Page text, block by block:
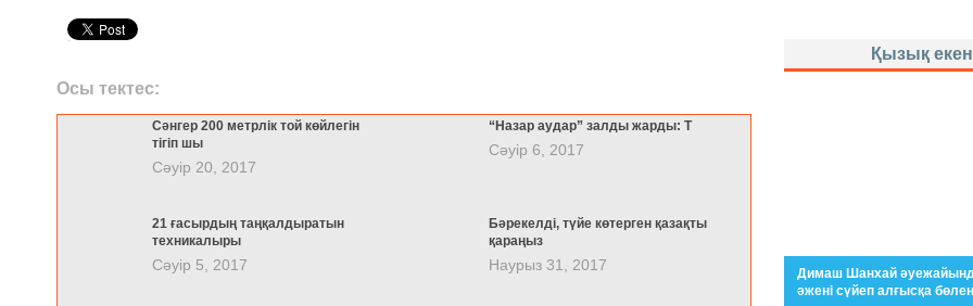
Осы тектес:
Сәнгер 200 метрлік той көйлегін
тігіп шы
Сәуір 20, 2017
“Назар аудар” залды жарды: Т
Сәуір 6, 2017
21 ғасырдың таңқалдыратын
техникалыры
Сәуір 5, 2017
Бәрекелді, түйе көтерген қазақты
қараңыз
Наурыз 31, 2017
Қызық
Полицей қаздан «таяқ
видео)...
Өмір – күрес. Табиғат
(видео)...
Селфидің кесірі (16+)
“Назар аудар” залды
Тақырбастар шаштаразғ...
Әлемде: Ең, ең, ең…
Жарты денесі жоқ жан
Әлемдегі ең епті де
(ВИДЕО)...
21 ғасырдың
техникалыры...
Уақыт сомдаған меңіреу
Димаш Шанхай
әжені сүйеп алғысқа